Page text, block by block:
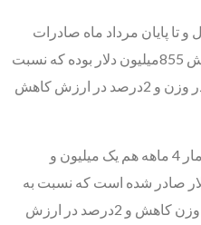
سال و تا پایان مرداد ماه صادرات
ایران 2میلیون و 165هزارتن به ارزش 855میلیون دلار بوده که نسبت
به مدت 5ماهه سال قبل 18درصد در وزن و 2درصد در ارزش کاهش
به گفته سخنگوی گمرک ایران، در آمار 4 ماهه هم یک میلیون و
728میلیون دلار صادر شده است که نسبت به
مدت مشابه سال قبل 15 درصد در وزن کاهش و 2درصد در ارزش